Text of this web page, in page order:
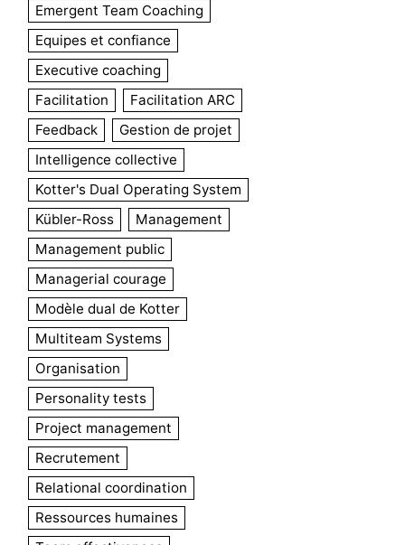
Emergent Team Coaching
Equipes et confiance
Executive coaching
Facilitation
Facilitation ARC
Feedback
Gestion de projet
Intelligence collective
Kotter's Dual Operating System
Kübler-Ross
Management
Management public
Managerial courage
Modèle dual de Kotter
Multiteam Systems
Organisation
Personality tests
Project management
Recrutement
Relational coordination
Ressources humaines